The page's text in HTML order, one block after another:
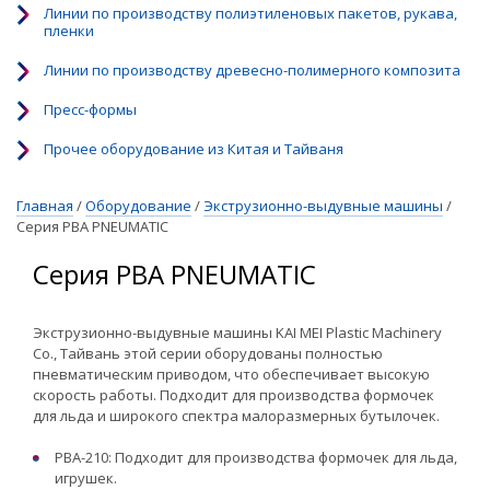
Линии по производству полиэтиленовых пакетов, рукава,
пленки
Линии по производству древесно-полимерного композита
Пресс-формы
Прочее оборудование из Китая и Тайваня
Главная /Оборудование / Экструзионно-выдувные машины /
Серия PBA PNEUMATIC
Серия PBA PNEUMATIC
Экструзионно-выдувные машины KAI MEI Plastic Machinery
Co., Тайвань этой серии оборудованы полностью
пневматическим приводом, что обеспечивает высокую
скорость работы. Подходит для производства формочек
для льда и широкого спектра малоразмерных бутылочек.
PBA-210: Подходит для производства формочек для льда,
игрушек.